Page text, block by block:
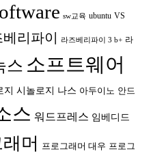
sw교육 ubuntu VS
리파이 라즈베리파이 3 b+ 라
스 소프트웨어
지 시놀로지 나스 아두이노 안드
스 워드프레스 임베디드
머 프로그래머 대우 프로그